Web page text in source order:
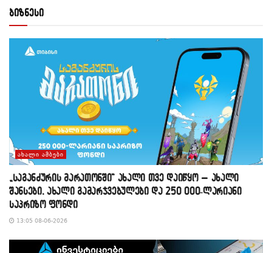
ბიზნესი
ᲐᲮᲐᲚᲘ ᲐᲛᲑᲔᲑᲘ
„საგანძურის მარათონში“ ახალი თვე დაიწყო – ახალი
შანსები, ახალი გამარჯვებულები და 250 000-ლარიანი
საპრიზო ფონდი
13:05 08-06-2026